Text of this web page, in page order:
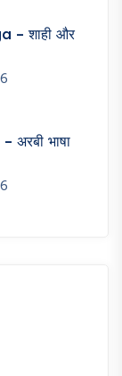
– शाही और
भाषा